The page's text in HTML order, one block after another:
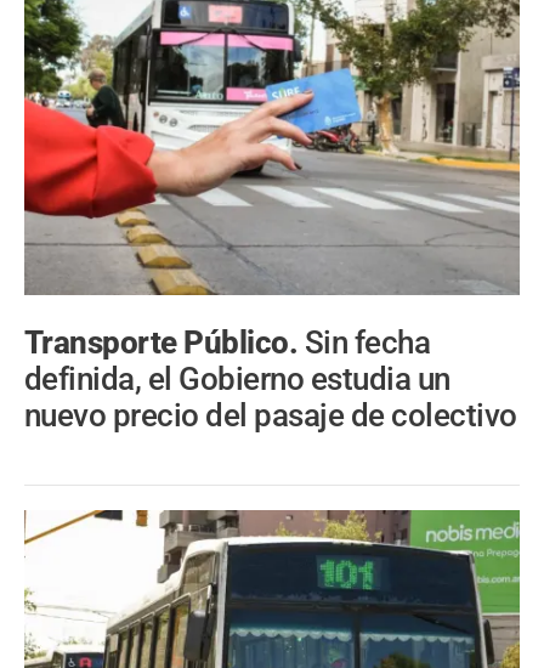
Transporte Público. Sin fecha
definida, el Gobierno estudia un
nuevo precio del pasaje de colectivo